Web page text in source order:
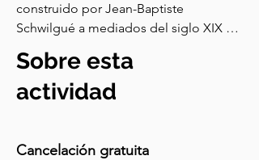
construido por Jean-Baptiste
Schwilgué a mediados del siglo XIX
todavía funciona hoy con una
asombrosa precisión. Comencemos
con el globo celeste, que descansa en
se mueven las estrellas en el cielo
Sobre esta
actividad
Cancelación gratuita